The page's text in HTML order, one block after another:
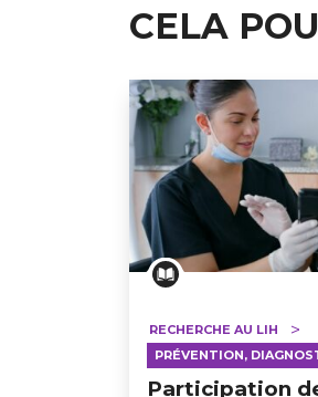
CELA
RECHERCHE AU LIH
PRÉVENTION,
Participation